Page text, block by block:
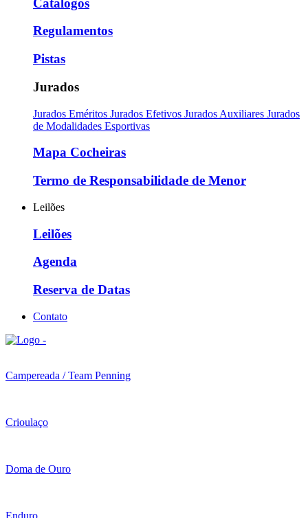
Catálogos
Regulamentos
Pistas
Jurados
Jurados Eméritos Jurados Efetivos Jurados Auxiliares Jurados
de Modalidades Esportivas
Mapa Cocheiras
Termo de Responsabilidade de Menor
Leilões
Leilões
Agenda
Reserva de Datas
Contato
Campereada / Team Penning
Crioulaço
Doma de Ouro
Enduro